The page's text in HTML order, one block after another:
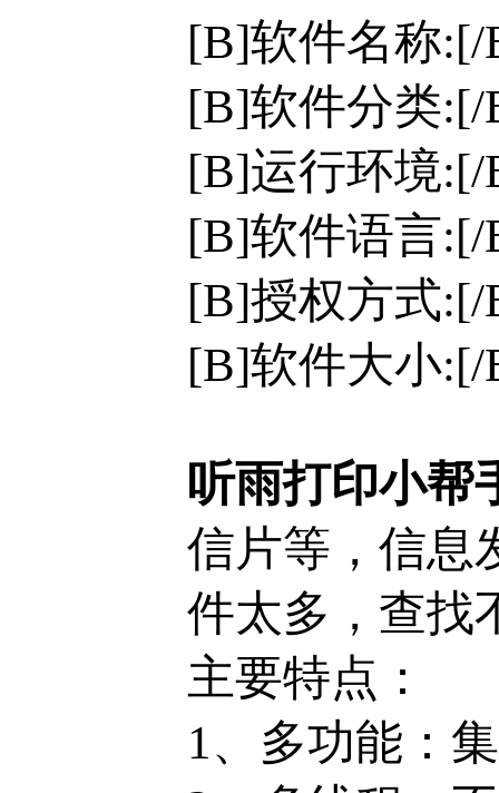
[B]软件名称
[B]软件分类
[B]运行环境:[/
[B]软件语言
[B]授权方式
[B]软件大小:[/
听雨打印小帮
信片等，信息
件太多，查找
主要特点：
1、多功能：